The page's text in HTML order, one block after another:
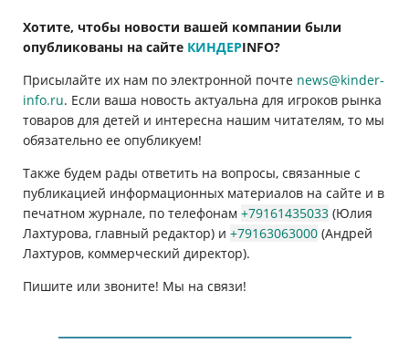
Хотите, чтобы новости вашей компании были
опубликованы на сайте КИНДЕРINFO?
Присылайте их нам по электронной почте news@kinder-
info.ru. Если ваша новость актуальна для игроков рынка
товаров для детей и интересна нашим читателям, то мы
обязательно ее опубликуем!
Также будем рады ответить на вопросы, связанные с
публикацией информационных материалов на сайте и в
печатном журнале, по телефонам +79161435033 (Юлия
Лахтурова, главный редактор) и +79163063000 (Андрей
Лахтуров, коммерческий директор).
Пишите или звоните! Мы на связи!